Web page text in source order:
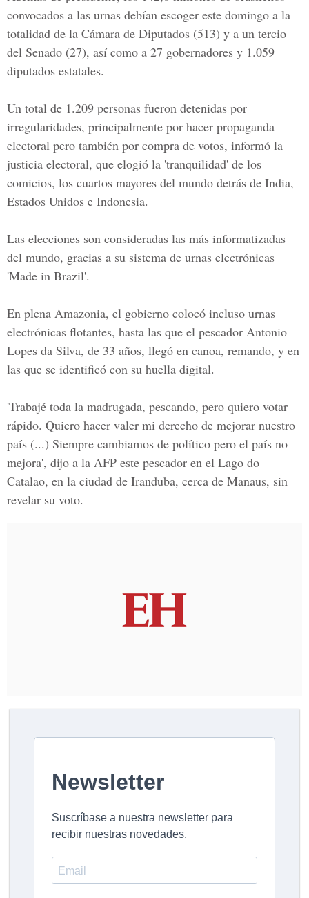
convocados a las urnas debían escoger este domingo a la
totalidad de la Cámara de Diputados (513) y a un tercio
del Senado (27), así como a 27 gobernadores y 1.059
diputados estatales.
Un total de 1.209 personas fueron detenidas por
irregularidades, principalmente por hacer propaganda
electoral pero también por compra de votos, informó la
justicia electoral, que elogió la 'tranquilidad' de los
comicios, los cuartos mayores del mundo detrás de India,
Estados Unidos e Indonesia.
Las elecciones son consideradas las más informatizadas
del mundo, gracias a su sistema de urnas electrónicas
'Made in Brazil'.
En plena Amazonia, el gobierno colocó incluso urnas
electrónicas flotantes, hasta las que el pescador Antonio
Lopes da Silva, de 33 años, llegó en canoa, remando, y en
las que se identificó con su huella digital.
'Trabajé toda la madrugada, pescando, pero quiero votar
rápido. Quiero hacer valer mi derecho de mejorar nuestro
país (...) Siempre cambiamos de político pero el país no
mejora', dijo a la AFP este pescador en el Lago do
Catalao, en la ciudad de Iranduba, cerca de Manaus, sin
revelar su voto.